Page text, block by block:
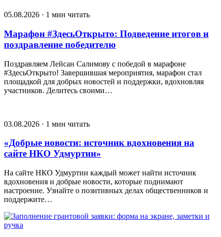
05.08.2026 · 1 мин читать
Марафон #ЗдесьОткрыто: Подведение итогов и
поздравление победителю
Поздравляем Лейсан Салимову с победой в марафоне
#ЗдесьОткрыто! Завершившая мероприятия, марафон стал
площадкой для добрых новостей и поддержки, вдохновляя
участников. Делитесь своими…
03.08.2026 · 1 мин читать
«Добрые новости: источник вдохновения на
сайте НКО Удмуртии»
На сайте НКО Удмуртии каждый может найти источник
вдохновения и добрые новости, которые поднимают
настроение. Узнайте о позитивных делах общественников и
поддержите…